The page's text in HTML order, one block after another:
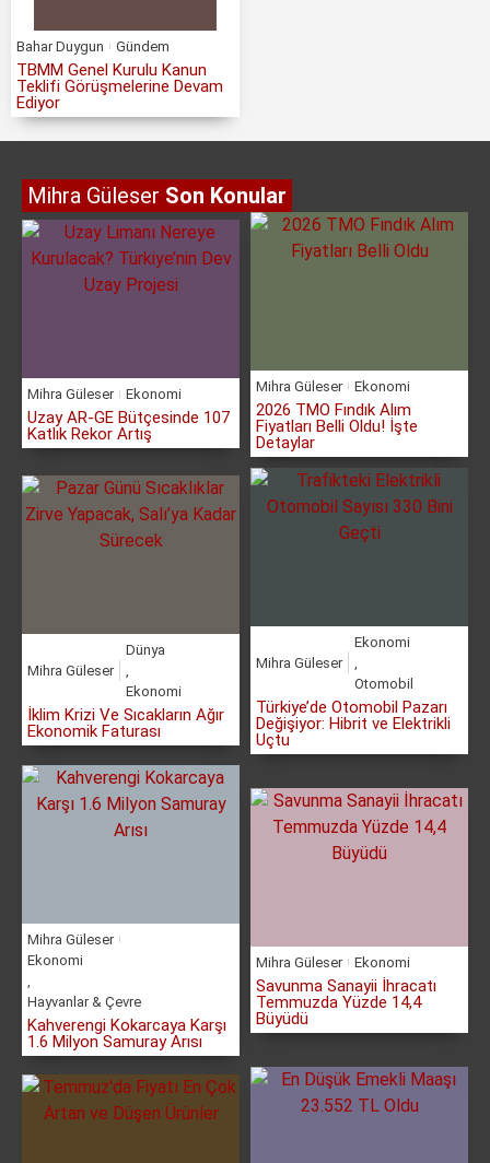
Bahar Duygun Gündem
TBMM Genel Kurulu Kanun
Teklifi Görüşmelerine Devam
Ediyor
Mihra Güleser Son Konular
Mihra Güleser Ekonomi
Uzay AR-GE Bütçesinde 107
Katlık Rekor Artış
Mihra Güleser Ekonomi
2026 TMO Fındık Alım
Fiyatları Belli Oldu! İşte
Detaylar
Mihra Güleser
Dünya
,
Ekonomi
İklim Krizi Ve Sıcakların Ağır
Ekonomik Faturası
Mihra Güleser
Ekonomi
Otomobil
Türkiye’de Otomobil Pazarı
Değişiyor: Hibrit ve Elektrikli
Uçtu
Mihra Güleser
Ekonomi
Hayvanlar & Çevre
Kahverengi Kokarcaya Karşı
1.6 Milyon Samuray Arısı
Mihra Güleser Ekonomi
Savunma Sanayii İhracatı
Temmuzda Yüzde 14,4
Büyüdü